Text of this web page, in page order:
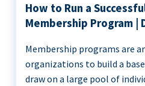
How to Run a
Membership Program |
Membership programs are
organizations to build a
draw on a large pool of